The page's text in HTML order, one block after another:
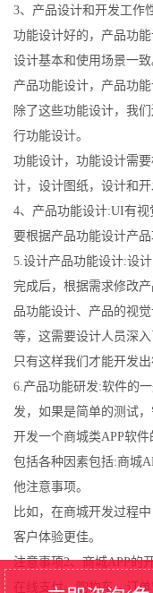
3、产品设计和开发工作
功能设计好的，产品功
设计基本和使用场景一致
产品功能设计，产品功
除了这些功能设计，我
行功能设计。
功能设计，功能设计需
计，设计图纸，设计和
4、产品功能设计:UI有
要根据产品功能设计产品
5.设计产品功能设计:设
完成后，根据需求修改
品功能设计、产品的视
等，这需要设计人员深入
只有这样我们才能开发
6.产品功能研发:软件的
发，如果是简单的测试，
开发一个商城类APP软件
包括各种因素包括:商城
他注意事项。
比如，在商城开发过程
客户体验更佳。
注意事项2、商城APP的
在线支付、购物车、订